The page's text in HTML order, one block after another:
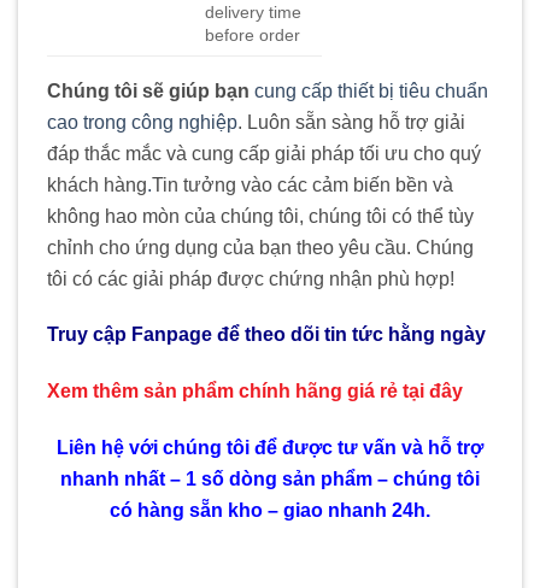
delivery time
before order
Chúng tôi sẽ giúp bạn cung cấp thiết bị tiêu chuẩn
cao trong công nghiệp. Luôn sẵn sàng hỗ trợ giải
đáp thắc mắc và cung cấp giải pháp tối ưu cho quý
khách hàng.Tin tưởng vào các cảm biến bền và
không hao mòn của chúng tôi, chúng tôi có thể tùy
chỉnh cho ứng dụng của bạn theo yêu cầu. Chúng
tôi có các giải pháp được chứng nhận phù hợp!
Truy cập Fanpage để theo dõi tin tức hằng ngày
Xem thêm sản phẩm chính hãng giá rẻ tại đây
Liên hệ với chúng tôi để được tư vấn và hỗ trợ
nhanh nhất – 1 số dòng sản phẩm – chúng tôi
có hàng sẵn kho – giao nhanh 24h.